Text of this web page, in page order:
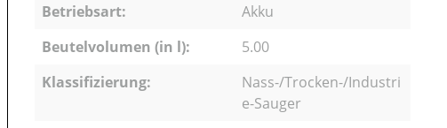
Betriebsart:
Akku
Beutelvolumen (in l):
5.00
Klassifizierung:
Nass-/Trocken-/Industri
e-Sauger